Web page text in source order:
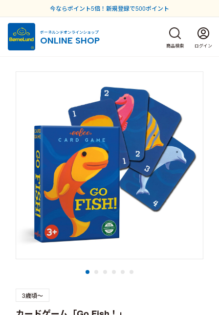
今ならポイント5倍！新規登録で500ポイント
ボーネルンドオンラインショップ
ONLINE SHOP 商品検索 ログイン
3歳頃～